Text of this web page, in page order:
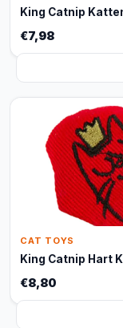
King Catnip
€7,98
CAT TOYS
King Catnip Hart
€8,80